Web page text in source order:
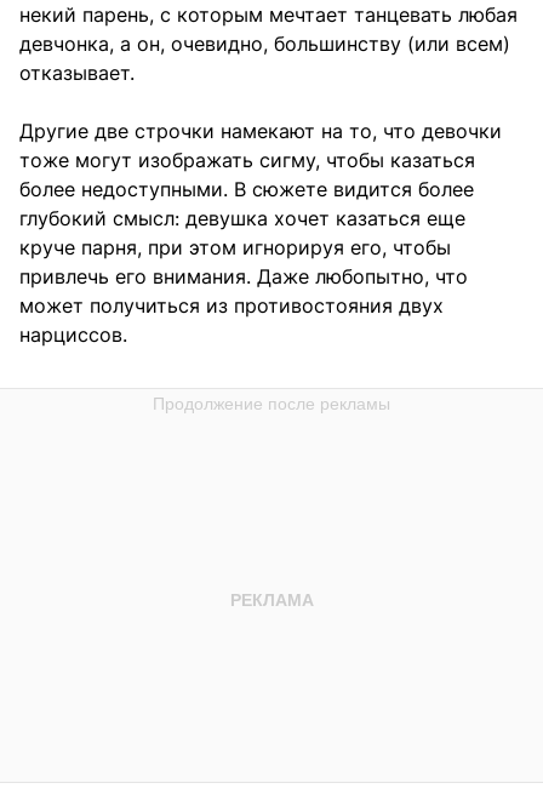
некий парень, с которым мечтает танцевать любая
девчонка, а он, очевидно, большинству (или всем)
отказывает.
Другие две строчки намекают на то, что девочки
тоже могут изображать сигму, чтобы казаться
более недоступными. В сюжете видится более
глубокий смысл: девушка хочет казаться еще
круче парня, при этом игнорируя его, чтобы
привлечь его внимания. Даже любопытно, что
может получиться из противостояния двух
нарциссов.